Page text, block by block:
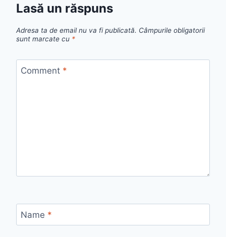
Lasă un răspuns
Adresa ta de email nu va fi publicată. Câmpurile obligatorii
sunt marcate cu *
Comment *
Name *